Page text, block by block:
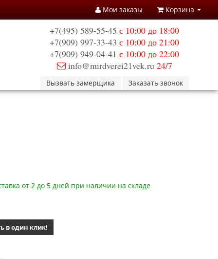
Мои заказы Корзина
+7(495) 589-55-45 с 10:00 до 18:00
+7(909) 997-33-43 с 10:00 до 21:00
+7(909) 949-04-41 с 10:00 до 22:00
info@mirdverei21vek.ru24/7
Вызвать замерщика Заказать звонок
от 2 до 5 дней при наличии на складе
в один клик!